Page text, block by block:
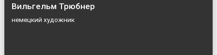
Вильгельм Трюбнер
немецкий художник